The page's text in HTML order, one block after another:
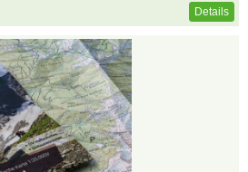
Details